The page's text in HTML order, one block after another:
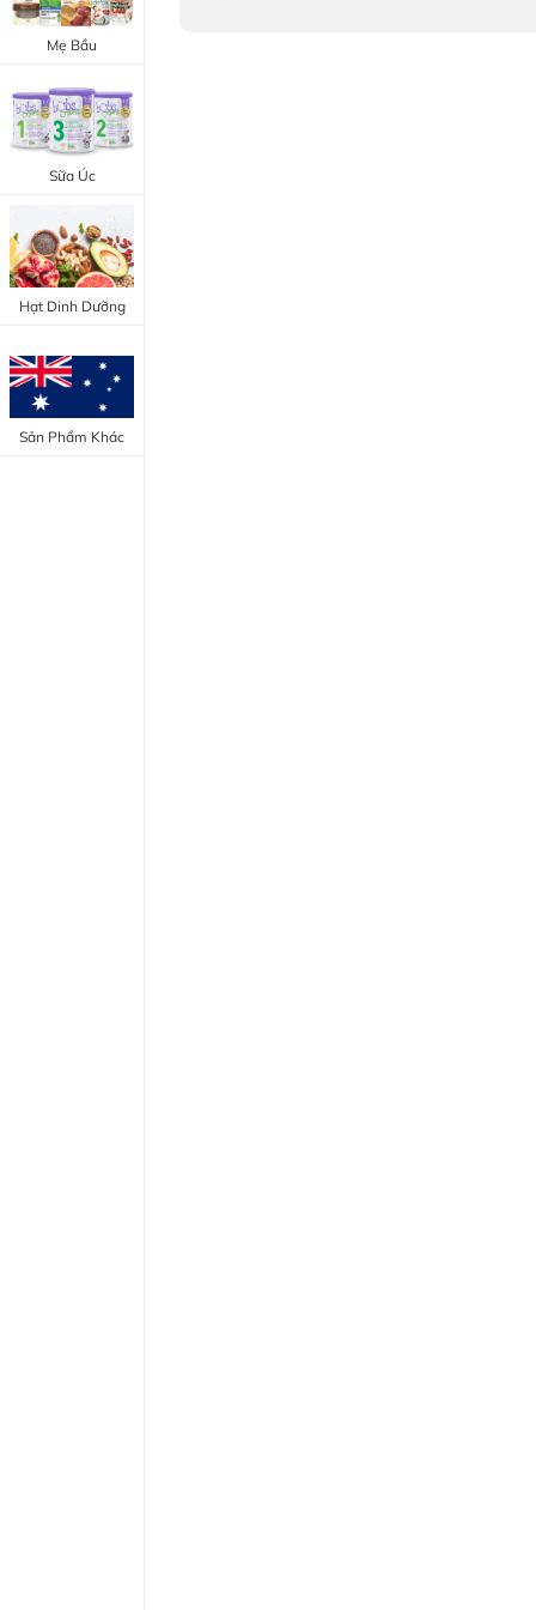
Mẹ Bầu
Sữa Úc
Hạt Dinh Dưỡng
Sản Phẩm Khác